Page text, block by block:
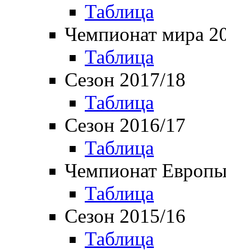
Таблица
Чемпионат мира
Таблица
Сезон 2017/18
Таблица
Сезон 2016/17
Таблица
Чемпионат
Таблица
Сезон 2015/16
Таблица